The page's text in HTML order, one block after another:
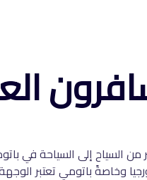
من السياح إلى السياحة
وخاصةً باتومي تعتبر